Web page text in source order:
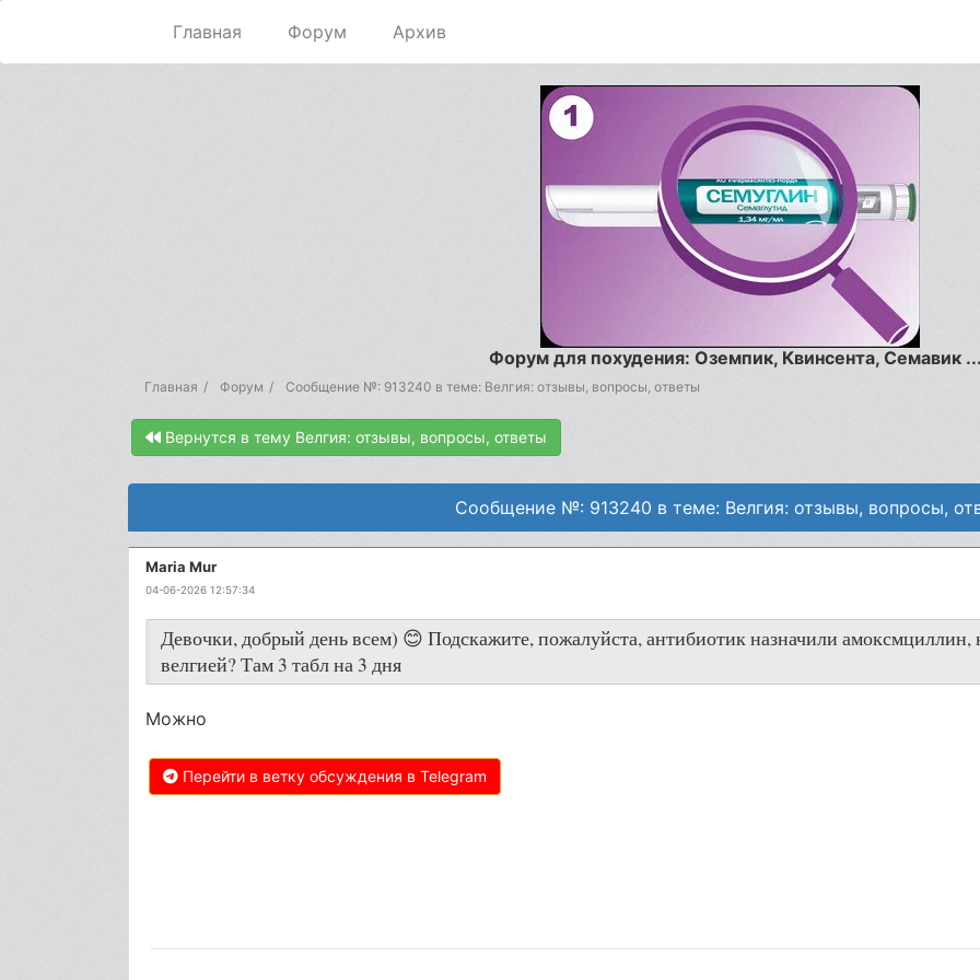
Главная Форум Архив
Форум для похудения: Оземпик, Квинсента, Семавик
Главная Форум Сообщение №: 913240 в теме: Велгия: отзывы, вопросы, ответы
Вернутся в тему Велгия: отзывы, вопросы, ответы
Сообщение №: 913240 в теме: Велгия: отзывы, вопросы,
Maria Mur
04-06-2026 12:57:34
Девочки, добрый день всем) 😊 Подскажите, пожалуйста, антибиотик назначили амоксмциллин,
велгией? Там 3 табл на 3 дня
Можно
Перейти в ветку обсуждения в Telegram